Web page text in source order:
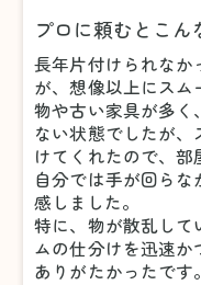
プロに頼むとこん
長年片付けられなか
が、想像以上にスム
物や古い家具が多く
ない状態でしたが
けてくれたので、部
自分では手が回ら
感しました。
特に、物が散乱して
ムの仕分けを迅速
ありがたかったで